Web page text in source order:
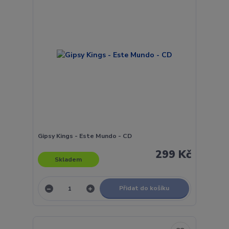
Gipsy Kings - Este Mundo - CD
299 Kč
Skladem
Přidat do košíku